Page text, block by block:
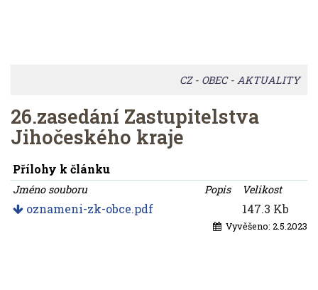
CZ- OBEC- AKTUALITY
26.zasedání Zastupitelstva
Jihočeského kraje
Přílohy k článku
Jméno souboru Popis Velikost
oznameni-zk-obce.pdf 147.3 Kb
Vyvěšeno: 2.5.2023